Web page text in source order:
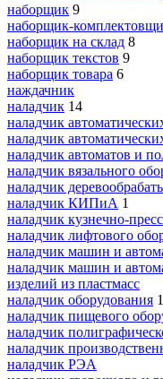
наборщик 9
наборщик-
наборщик на склад 8
наборщик текстов 9
наборщик товара 6
наждачник
наладчик 14
наладчик
наладчик
наладчик автоматов и
наладчик вязального
наладчик
наладчик КИПиА 1
наладчик кузнечно-
наладчик лифтового
наладчик машин и
наладчик машин и
изделий из пластмасс
наладчик оборудования
наладчик пищевого
наладчик
наладчик
наладчик РЭА